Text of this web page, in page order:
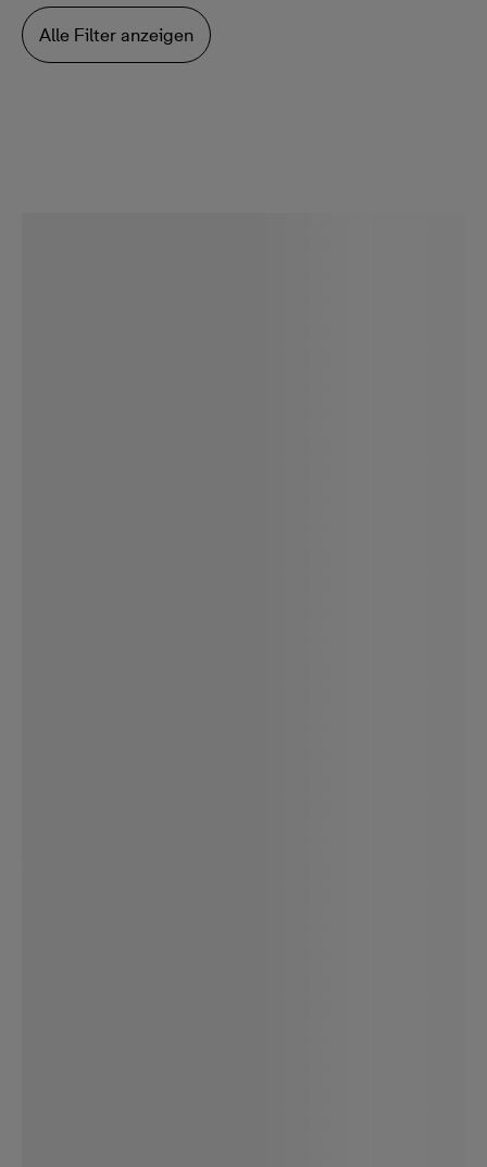
Alle Filter anzeigen